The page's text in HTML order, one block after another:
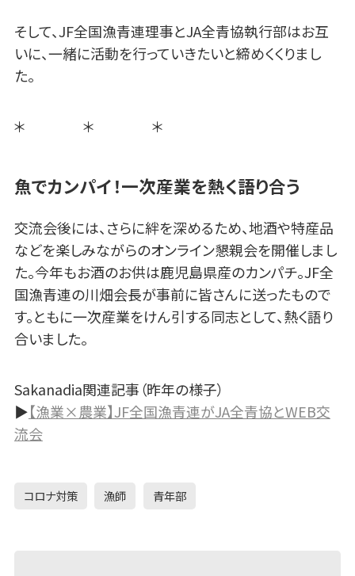
そして、JF全国漁青連理事とJA全青協執行部はお互
いに、一緒に活動を行っていきたいと締めくくりまし
た。
＊ ＊ ＊
魚でカンパイ！一次産業を熱く語り合う
交流会後には、さらに絆を深めるため、地酒や特産品
などを楽しみながらのオンライン懇親会を開催しまし
た。今年もお酒のお供は鹿児島県産のカンパチ。JF全
国漁青連の川畑会長が事前に皆さんに送ったもので
す。ともに一次産業をけん引する同志として、熱く語り
合いました。
Sakanadia関連記事（昨年の様子）
▶【漁業×農業】JF全国漁青連がJA全青協とWEB交
流会
コロナ対策 漁師 青年部